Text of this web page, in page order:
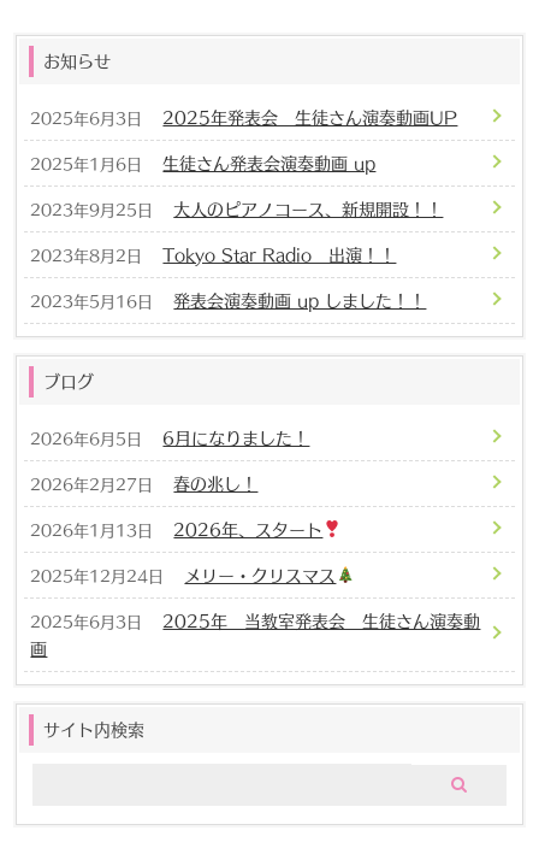
お知らせ
2025年6月3日 2025年発表会 生徒さん演奏動画UP
2025年1月6日 生徒さん発表会演奏動画 up
2023年9月25日 大人のピアノコース、新規開設！！
2023年8月2日 Tokyo Star Radio 出演！！
2023年5月16日 発表会演奏動画 up しました！！
ブログ
2026年6月5日 6月になりました！
2026年2月27日 春の兆し！
2026年1月13日 2026年、スタート
2025年12月24日 メリー・クリスマス
2025年6月3日
2025年 当教室発表会 生徒さん演奏動
画
サイト内検索